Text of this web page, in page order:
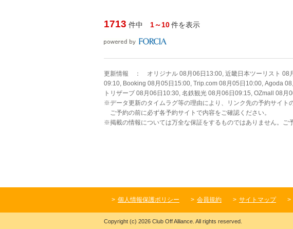
1713 件中 1～10 件を表示
更新情報 ： オリジナル 08月06日13:00, 近畿日本ツーリスト 08
09:10, Booking 08月05日15:00, Trip.com 08月05日10:00, Agoda
トリザーブ 08月06日10:30, 名鉄観光 08月06日09:15, OZmall 08月
※データ更新のタイムラグ等の理由により、リンク先の予約サイト
ご予約の前に必ず各予約サイトで内容をご確認ください。
※掲載の情報については万全な保証をするものではありません。ご
個人情報保護ポリシー 会員規約 サイトマップ
Copyright (c) 2026 Club Off Alliance. All rights reserved.